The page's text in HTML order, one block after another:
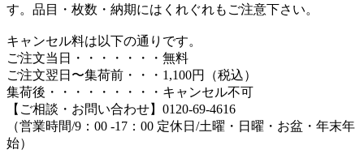
す。品目・枚数・納期にはくれぐれもご注意下さい。
キャンセル料は以下の通りです。
ご注文当日・・・・・・・無料
ご注文翌日〜集荷前・・・1,100円（税込）
集荷後・・・・・・・・・キャンセル不可
【ご相談・お問い合わせ】0120-69-4616
（営業時間/9：00 -17：00 定休日/土曜・日曜・お盆・年末年
始）